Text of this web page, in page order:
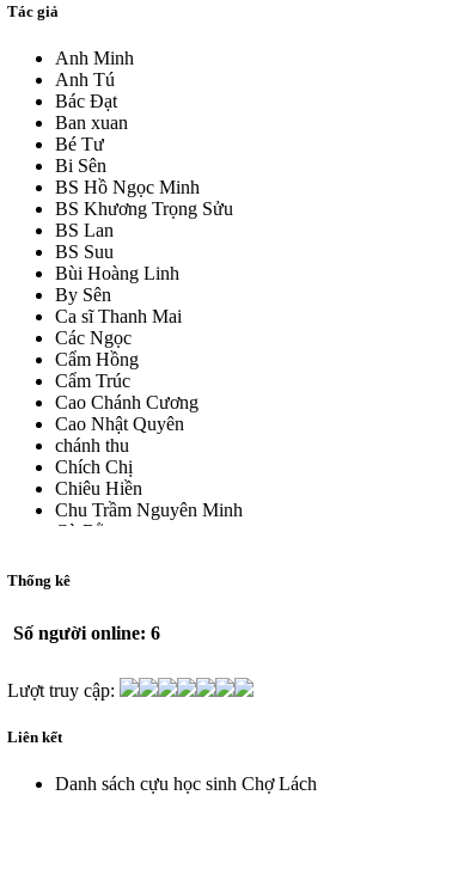
Tác giả
Anh Minh
Anh Tú
Bác Đạt
Ban xuan
Bé Tư
Bi Sên
BS Hồ Ngọc Minh
BS Khương Trọng Sửu
BS Lan
BS Suu
Bùi Hoàng Linh
By Sên
Ca sĩ Thanh Mai
Các Ngọc
Cẩm Hồng
Cẩm Trúc
Cao Chánh Cương
Cao Nhật Quyên
chánh thu
Chích Chị
Chiêu Hiền
Chu Trầm Nguyên Minh
Cò Bằng
Công Bình
Dang Chi
Diễm Ngọc
Dỗ Chiêu Đức
Dung Thị vân
Duong Công Bình
Thống kê
Số người online: 6
Lượt truy cập:
Liên kết
Danh sách cựu học sinh Chợ Lách